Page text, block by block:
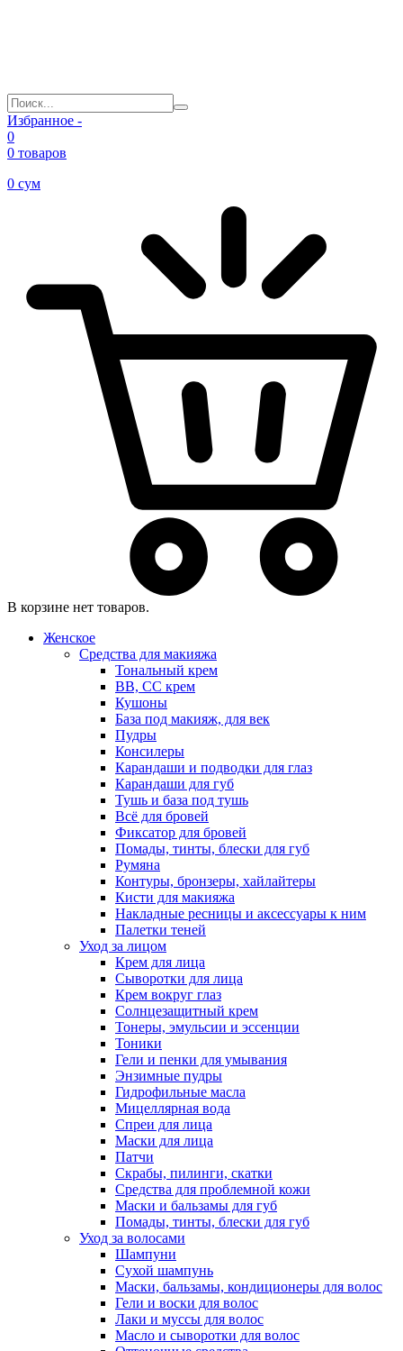
Избранное -
0
0 товаров
0 сум
В корзине нет товаров.
Женское
Средства для макияжа
Тональный крем
BB, CC крем
Кушоны
База под макияж, для век
Пудры
Консилеры
Карандаши и подводки для глаз
Карандаши для губ
Тушь и база под тушь
Всё для бровей
Фиксатор для бровей
Помады, тинты, блески для губ
Румяна
Контуры, бронзеры, хайлайтеры
Кисти для макияжа
Накладные ресницы и аксессуары к ним
Палетки теней
Уход за лицом
Крем для лица
Сыворотки для лица
Крем вокруг глаз
Солнцезащитный крем
Тонеры, эмульсии и эссенции
Тоники
Гели и пенки для умывания
Энзимные пудры
Гидрофильные масла
Мицеллярная вода
Спреи для лица
Маски для лица
Патчи
Скрабы, пилинги, скатки
Средства для проблемной кожи
Маски и бальзамы для губ
Помады, тинты, блески для губ
Уход за волосами
Шампуни
Сухой шампунь
Маски, бальзамы, кондиционеры для волос
Гели и воски для волос
Лаки и муссы для волос
Масло и сыворотки для волос